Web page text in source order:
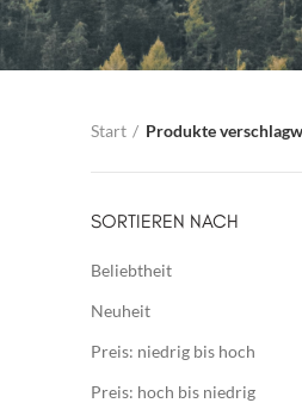
Start Produkte
SORTIEREN NACH
Beliebtheit
Neuheit
Preis: niedrig bis hoch
Preis: hoch bis niedrig